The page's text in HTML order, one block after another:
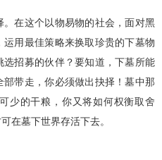
在这个以物易物的社会，面对黑
用最佳策略来换取珍贵的下墓物
招募的伙伴？要知道，下墓所能
带走，你必须做出抉择！墓中那
少的干粮，你又将如何权衡取舍
在墓下世界存活下去。